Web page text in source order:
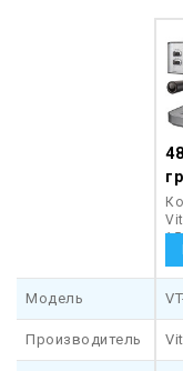
Модель
Производитель